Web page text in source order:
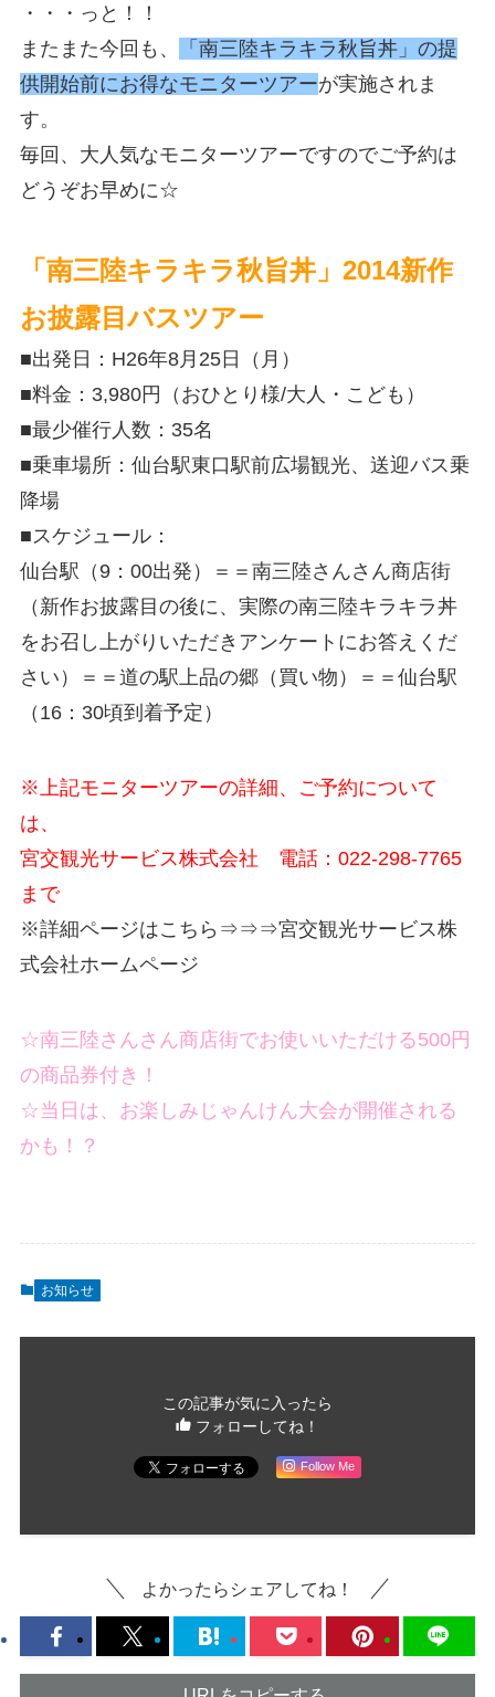
・・・っと！！
またまた今回も、
「南三陸キラキラ秋旨丼」の提
供開始前にお得なモニターツアーが実施されま
す。
毎回、大人気なモニターツアーですのでご予約は
どうぞお早めに☆
「南三陸キラキラ秋旨丼」2014新作
お披露目バスツアー
■出発日：H26年8月25日（月）
■料金：3,980円（おひとり様/大人・こども）
■最少催行人数：35名
■乗車場所：仙台駅東口駅前広場観光、送迎バス乗
降場
■スケジュール：
仙台駅（9：00出発）＝＝南三陸さんさん商店街
（新作お披露目の後に、実際の南三陸キラキラ丼
をお召し上がりいただきアンケートにお答えくだ
さい）＝＝道の駅上品の郷（買い物）＝＝仙台駅
（16：30頃到着予定）
※上記モニターツアーの詳細、ご予約について
は、
宮交観光サービス株式会社 電話：022-298-7765
まで
※詳細ページはこちら⇒⇒⇒宮交観光サービス株
式会社ホームページ
☆南三陸さんさん商店街でお使いいただける500円
の商品券付き！
☆当日は、お楽しみじゃんけん大会が開催される
かも！？
お知らせ
この記事が気に入ったら
フォローしてね！
Follow Me
よかったらシェアしてね！